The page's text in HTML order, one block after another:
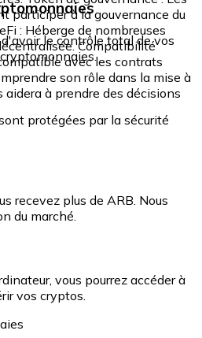
participer à la gouvernance du
: Héberge de nombreuses
Compatibilité
avec les contrats
son rôle dans la mise à
à prendre des décisions
le contrôle total de vos
protégées par la sécurité
recevez plus de ARB. Nous
du marché.
vous pourrez accéder à
vos cryptos.